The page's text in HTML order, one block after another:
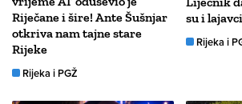
Riječane i šire! Ante Šušnjar
otkriva nam tajne stare
Rijeke
Rijeka i PGŽ
su i
Rijeka i